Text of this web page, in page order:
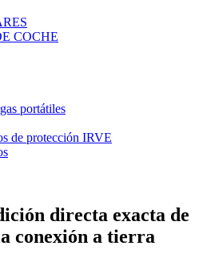
COCHE
portátiles
de protección IRVE
directa exacta de
conexión a tierra